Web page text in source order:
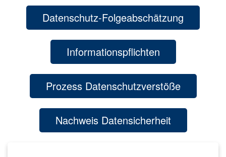
Datenschutz-Folgeabschätzung
Informationspflichten
Prozess Datenschutzverstöße
Nachweis Datensicherheit